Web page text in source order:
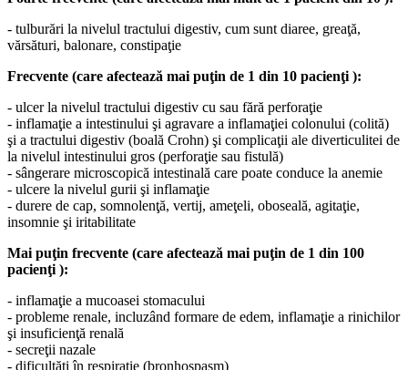
- tulburări la nivelul tractului digestiv, cum sunt diaree, greaţă,
vărsături, balonare, constipaţie
Frecvente (care afectează mai puţin de 1 din 10 pacienţi ):
- ulcer la nivelul tractului digestiv cu sau fără perforaţie
- inflamaţie a intestinului şi agravare a inflamaţiei colonului (colită)
şi a tractului digestiv (boală Crohn) şi complicaţii ale diverticulitei de
la nivelul intestinului gros (perforaţie sau fistulă)
- sângerare microscopică intestinală care poate conduce la anemie
- ulcere la nivelul gurii şi inflamaţie
- durere de cap, somnolenţă, vertij, ameţeli, oboseală, agitaţie,
insomnie şi iritabilitate
Mai puţin frecvente (care afectează mai puţin de 1 din 100
pacienţi ):
- inflamaţie a mucoasei stomacului
- probleme renale, incluzând formare de edem, inflamaţie a rinichilor
şi insuficienţă renală
- secreţii nazale
- dificultăţi în respiraţie (bronhospasm)